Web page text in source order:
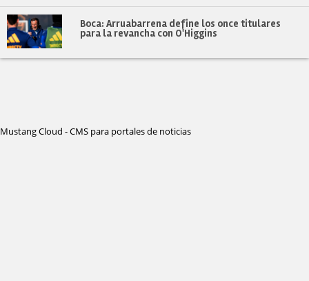
Boca: Arruabarrena define los once titulares
para la revancha con O'Higgins
Mustang Cloud - CMS para portales de noticias